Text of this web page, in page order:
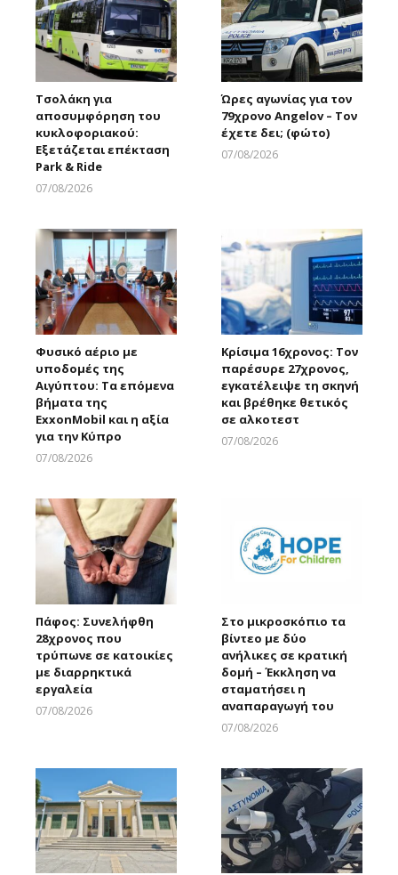
Τσολάκη για
αποσυμφόρηση του
κυκλοφοριακού:
Εξετάζεται επέκταση
Park & Ride
07/08/2026
Ώρες αγωνίας για τον
79χρονο Angelov – Τον
έχετε δει; (φώτο)
07/08/2026
Φυσικό αέριο με
υποδομές της
Αιγύπτου: Τα επόμενα
βήματα της
ExxonMobil και η αξία
για την Κύπρο
07/08/2026
Κρίσιμα 16χρονος: Τον
παρέσυρε 27χρονος,
εγκατέλειψε τη σκηνή
και βρέθηκε θετικός
σε αλκοτεστ
07/08/2026
Πάφος: Συνελήφθη
28χρονος που
τρύπωνε σε κατοικίες
με διαρρηκτικά
εργαλεία
07/08/2026
Στο μικροσκόπιο τα
βίντεο με δύο
ανήλικες σε κρατική
δομή – Έκκληση να
σταματήσει η
αναπαραγωγή του
07/08/2026